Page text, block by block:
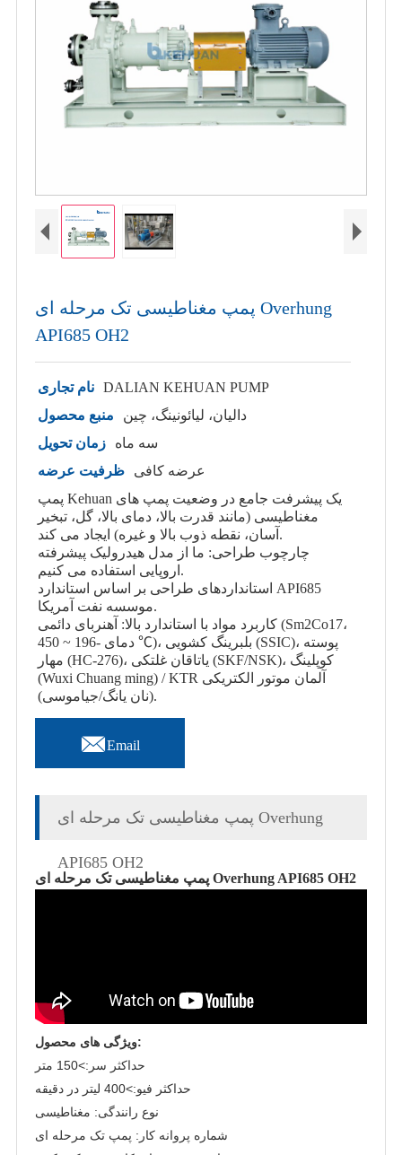
پمپ مغناطیسی تک مرحله ای Overhung
API685 OH2
نام تجاری DALIAN KEHUAN PUMP
منبع محصول
دالیان، لیائونینگ، چین
زمان تحویل
سه ماه
ظرفیت عرضه
عرضه کافی
پمپ Kehuan یک پیشرفت جامع در وضعیت پمپ های
مغناطیسی (مانند قدرت بالا، دمای بالا، گل، تبخیر
آسان، نقطه ذوب بالا و غیره) ایجاد می کند.
چارچوب طراحی: ما از مدل هیدرولیک پیشرفته
اروپایی استفاده می کنیم.
استانداردهای طراحی بر اساس استاندارد API685
موسسه نفت آمریکا.
کاربرد مواد با استاندارد بالا: آهنربای دائمی (Sm2Co17،
دمای -196 ~ 450 ℃)، بلبرینگ کشویی (SSIC)، پوسته
مهار (HC-276)، یاتاقان غلتکی (SKF/NSK)، کوپلینگ
(Wuxi Chuang ming) / KTR آلمان موتور الکتریکی
(نان یانگ/جیاموسی).
Email
پمپ مغناطیسی تک مرحله ای Overhung
API685 OH2
پمپ مغناطیسی تک مرحله ای Overhung API685 OH2
ویژگی های محصول:
حداکثر سر:>150 متر
حداکثر فیو:>400 لیتر در دقیقه
نوع رانندگی: مغناطیسی
شماره پروانه کار: پمپ تک مرحله ای